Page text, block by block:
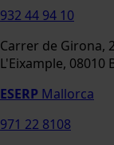
932 44 94 10
Carrer de Girona,
L'Eixample, 08010
ESERP Mallorca
971 22 8108